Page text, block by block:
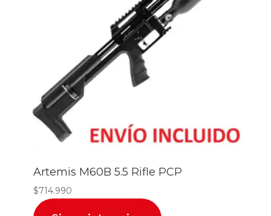
Artemis M60B 5.5 Rifle PCP
$714.990